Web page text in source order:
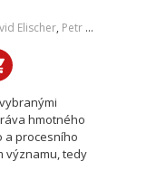
Elischer, Petr Lavický
hmotného
a procesního
významu, tedy